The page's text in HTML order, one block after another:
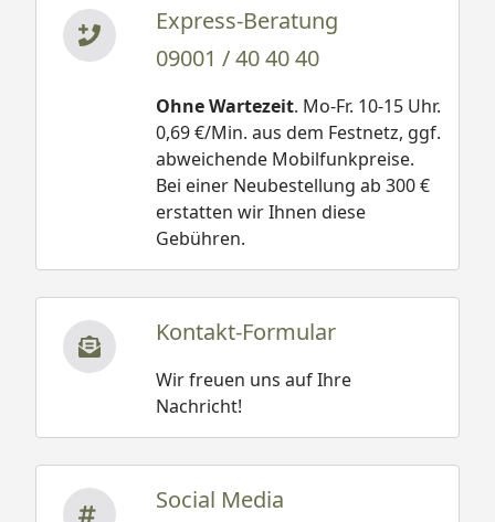
Express-Beratung
09001 / 40 40 40
Ohne Wartezeit. Mo-Fr. 10-15 Uhr.
0,69 €/Min. aus dem Festnetz, ggf.
abweichende Mobilfunkpreise.
Bei einer Neubestellung ab 300 €
erstatten wir Ihnen diese
Gebühren.
Kontakt-Formular
Wir freuen uns auf Ihre
Nachricht!
Social Media